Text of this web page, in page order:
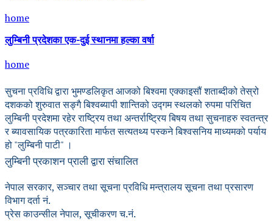
home
लुम्बिनी प्रदेशका एक-दुई स्थानमा हल्का वर्षा
home
सुचना प्रविधि द्वारा भुमण्डलिकृत आजको बिश्वमा एक्काइसौं शताब्दीको तेस्रो
दशकको शुरुवात सङ्गै बिश्वब्यापी शान्तिको उद्गम स्थलको रुपमा परिचित
लुम्बिनी प्रदेशमा रहेर राष्ट्रिय तथा अन्तर्राष्ट्रिय बिषय तथा सुचनाहरु स्वतन्त्र
र ब्यावसायिक पत्रकारिता मार्फत सत्यतथ्य पस्कने बिश्वसनिय माध्यमको पर्याय
हो "लुम्बिनी पाटी" ।
लुम्बिनी प्रकाशन प्राली द्वारा संचालित
नेपाल सरकार, सञ्चार तथा सूचना प्रविधि मन्त्रालय सूचना तथा प्रसारण
विभाग दर्ता नं.
प्रेस काउन्सील नेपाल, सूचीकरण च.नं.